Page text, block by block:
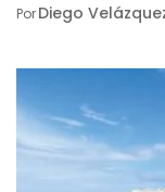
PorDiego